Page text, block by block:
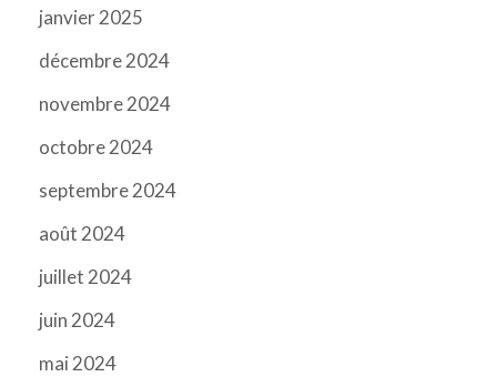
janvier 2025
décembre 2024
novembre 2024
octobre 2024
septembre 2024
août 2024
juillet 2024
juin 2024
mai 2024